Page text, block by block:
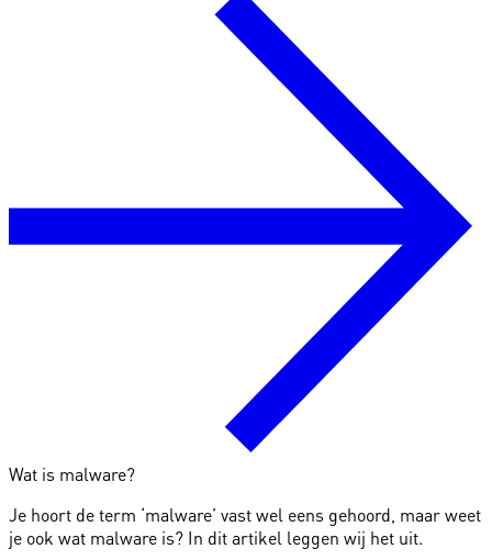
Wat is malware?
Je hoort de term ‘malware’ vast wel eens gehoord, maar weet
je ook wat malware is? In dit artikel leggen wij het uit.